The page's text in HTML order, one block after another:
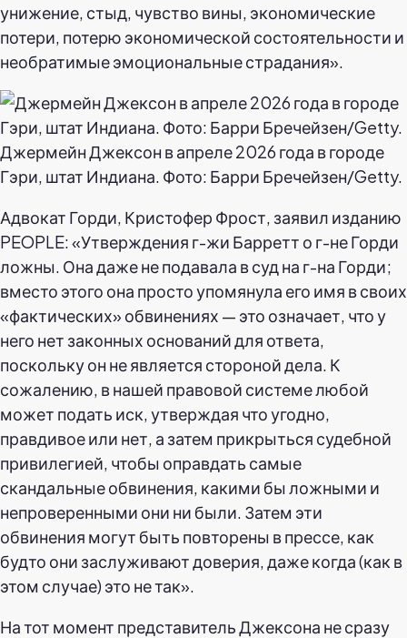
унижение, стыд, чувство вины, экономические
потери, потерю экономической состоятельности и
необратимые эмоциональные страдания».
Джермейн Джексон в апреле 2026 года в городе
Гэри, штат Индиана. Фото: Барри Бречейзен/Getty.
Адвокат Горди, Кристофер Фрост, заявил изданию
PEOPLE: «Утверждения г-жи Барретт о г-не Горди
ложны. Она даже не подавала в суд на г-на Горди;
вместо этого она просто упомянула его имя в своих
«фактических» обвинениях — это означает, что у
него нет законных оснований для ответа,
поскольку он не является стороной дела. К
сожалению, в нашей правовой системе любой
может подать иск, утверждая что угодно,
правдивое или нет, а затем прикрыться судебной
привилегией, чтобы оправдать самые
скандальные обвинения, какими бы ложными и
непроверенными они ни были. Затем эти
обвинения могут быть повторены в прессе, как
будто они заслуживают доверия, даже когда (как в
этом случае) это не так».
На тот момент представитель Джексона не сразу